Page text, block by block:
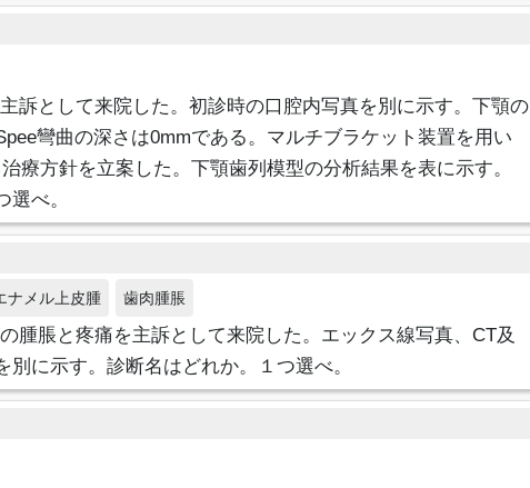
訴として来院した。初診時の口腔内写真を別に示す。下顎の
彎曲の深さは0mmである。マルチブラケット装置を用い
療方針を立案した。下顎歯列模型の分析結果を表に示す。
べ。
ナメル上皮腫 歯肉腫脹
腫脹と疼痛を主訴として来院した。エックス線写真、CT及
に示す。診断名はどれか。１つ選べ。